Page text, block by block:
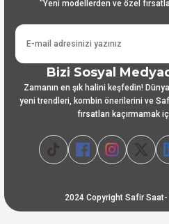
"Yeni modellerden ve özel
Bizi Sosyal
Zamanın en şık halini keşfedin!
yeni trendleri, kombin önerilerini ve
fırsatları kaçırmamak
2024 Copyright Safir Saat-